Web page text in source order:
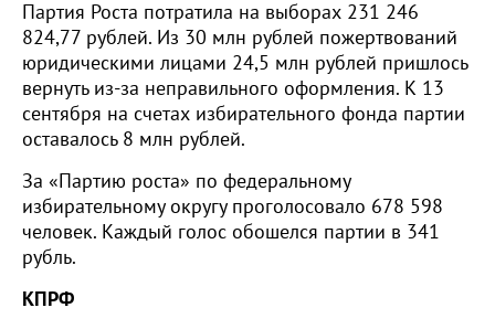
Партия Роста потратила на выборах 231 246
824,77 рублей. Из 30 млн рублей пожертвований
юридическими лицами 24,5 млн рублей пришлось
вернуть из-за неправильного оформления. К 13
сентября на счетах избирательного фонда партии
оставалось 8 млн рублей.
За «Партию роста» по федеральному
избирательному округу проголосовало 678 598
человек. Каждый голос обошелся партии в 341
рубль.
КПРФ